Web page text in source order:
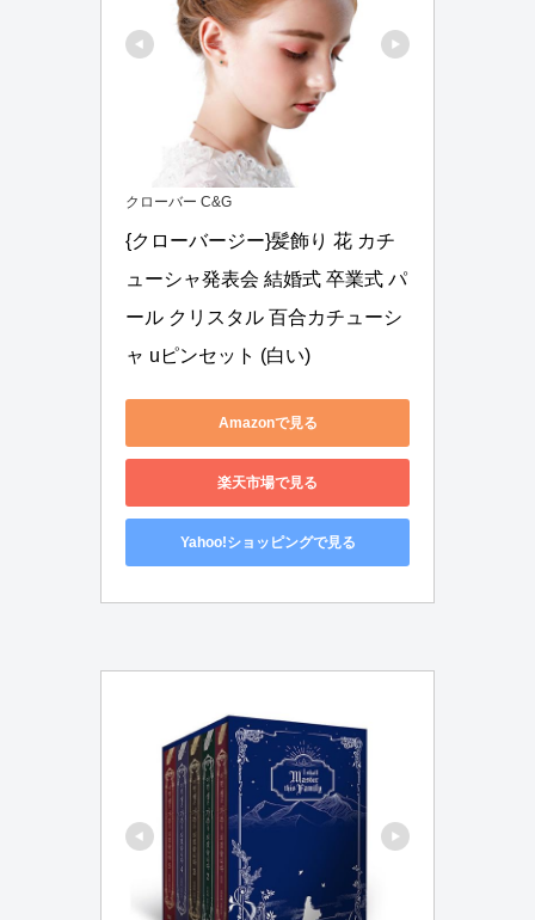
クローバー C&G
{クローバージー}髪飾り 花 カチ
ューシャ発表会 結婚式 卒業式 パ
ール クリスタル 百合カチューシ
ャ uピンセット (白い)
Amazonで見る
楽天市場で見る
Yahoo!ショッピングで見る